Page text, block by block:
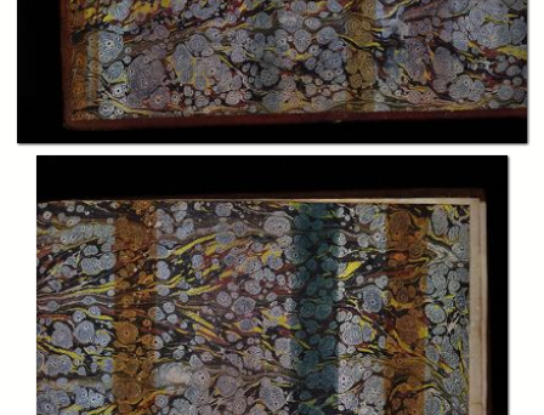
In collections
Biblioteca Charitas Paola
Concordato fra Sua Santita Pio 7. sommo pontefice, e Sua Maesta
Publisher:
Napoli : nella stamperia della Società Filomatica
Date:
1818
Subject:
Chiesa Cattolica
Source: